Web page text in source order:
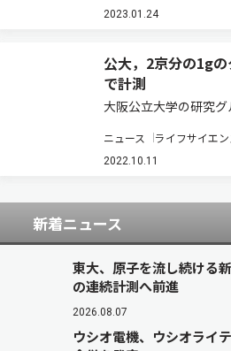
た単一細胞検出を実現
性…
2023.01.24
公大，2京分の1g
で計測
大阪公立大学の研究
関する新原理を発見し
多くの疾患の早期診断
ニュース ライフサイエン
2022.10.11
新着ニュース
東大、原子を流し続ける
の連続計測へ前進
2026.08.07
ウシオ電機、ウシオライ